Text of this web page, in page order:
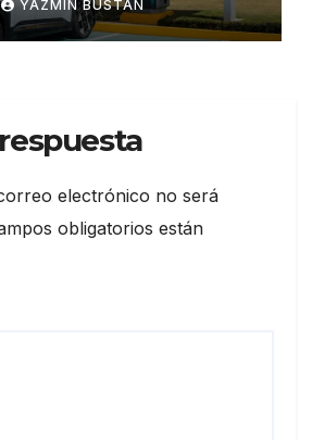
Ecuador
YAZMÍN BUSTÁN
electrónico no será
obligatorios están